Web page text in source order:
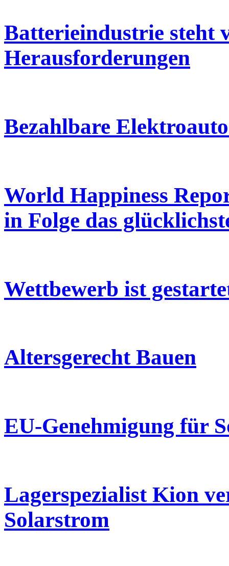
Batterieindustrie steht
Herausforderungen
Bezahlbare
World Happiness
in Folge das
Wettbewerb ist
Altersgerecht Bauen
EU-Genehmigung für
Lagerspezialist Kion
Solarstrom